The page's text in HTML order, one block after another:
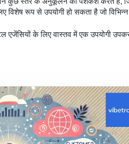
रूप से उपयोगी हो सकता है जो
एजेंसियों के लिए वास्तव में एक उपयोगी